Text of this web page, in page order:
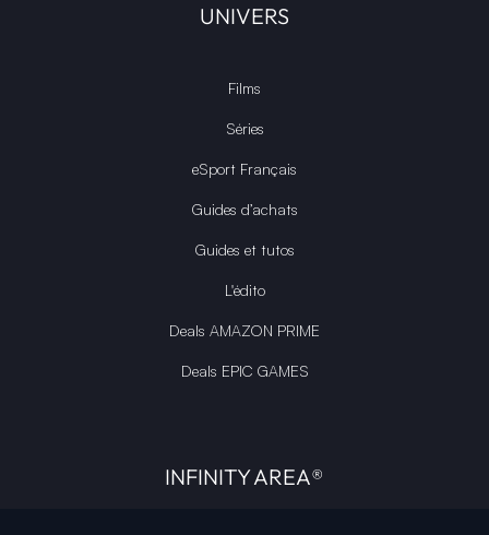
UNIVERS
Films
Séries
eSport Français
Guides d’achats
Guides et tutos
L'édito
Deals AMAZON PRIME
Deals EPIC GAMES
INFINITY AREA®